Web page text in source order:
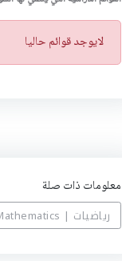
ت
ن
لايوجد قوائم حاليا
معلومات ذات صلة
رياضيات | Mathematics